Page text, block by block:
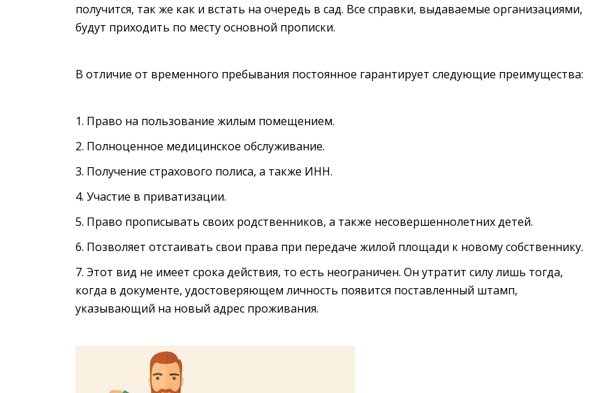
получится, так же как и встать на очередь в сад. Все справки, выдаваемые организациями,
будут приходить по месту основной прописки.
В отличие от временного пребывания постоянное гарантирует следующие преимущества:
Право на пользование жилым помещением.
Полноценное медицинское обслуживание.
Получение страхового полиса, а также ИНН.
Участие в приватизации.
Право прописывать своих родственников, а также несовершеннолетних детей.
Позволяет отстаивать свои права при передаче жилой площади к новому собственнику.
Этот вид не имеет срока действия, то есть неограничен. Он утратит силу лишь тогда,
когда в документе, удостоверяющем личность появится поставленный штамп,
указывающий на новый адрес проживания.